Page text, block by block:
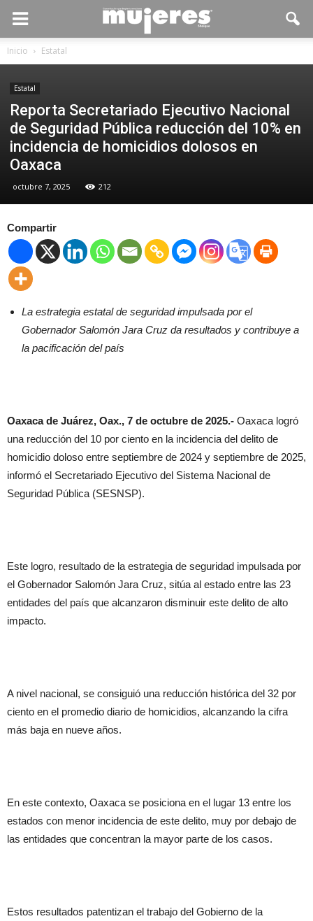
Inicio Estatal
Estatal
Reporta Secretariado Ejecutivo Nacional
de Seguridad Pública reducción del 10% en
incidencia de homicidios dolosos en
Oaxaca
octubre 7, 2025 212
Compartir
La estrategia estatal de seguridad impulsada por el
Gobernador Salomón Jara Cruz da resultados y contribuye a
la pacificación del país
Oaxaca de Juárez, Oax., 7 de octubre de 2025.- Oaxaca logró
una reducción del 10 por ciento en la incidencia del delito de
homicidio doloso entre septiembre de 2024 y septiembre de 2025,
informó el Secretariado Ejecutivo del Sistema Nacional de
Seguridad Pública (SESNSP).
Este logro, resultado de la estrategia de seguridad impulsada por
el Gobernador Salomón Jara Cruz, sitúa al estado entre las 23
entidades del país que alcanzaron disminuir este delito de alto
impacto.
A nivel nacional, se consiguió una reducción histórica del 32 por
ciento en el promedio diario de homicidios, alcanzando la cifra
más baja en nueve años.
En este contexto, Oaxaca se posiciona en el lugar 13 entre los
estados con menor incidencia de este delito, muy por debajo de
las entidades que concentran la mayor parte de los casos.
Estos resultados patentizan el trabajo del Gobierno de la